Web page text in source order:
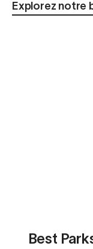
Explorez notre
Best